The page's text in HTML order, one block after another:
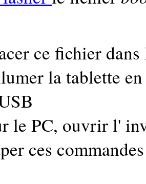
ce fichier
la tablette
le PC, ouvrir l'
ces